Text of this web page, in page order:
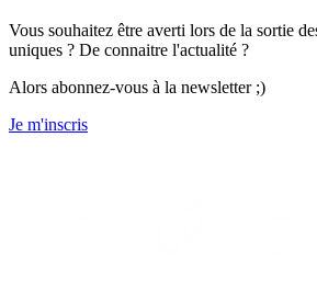
Vous souhaitez être averti lors de la sortie
uniques ? De connaitre l'actualité ?
Alors abonnez-vous à la newsletter ;)
Je m'inscris